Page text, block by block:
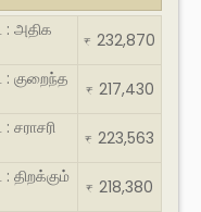
: அதிக
₹ 232,870
குறைந்த
₹ 217,430
₹ 223,563
திறக்கும்
₹ 218,380